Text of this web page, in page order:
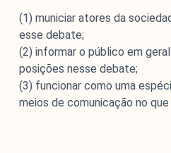
O Monitor do Novo Debate
agregador de informações
maneiras de pensar a
(1) municiar atores da
esse debate;
(2) informar o público em
posições nesse debate;
(3) funcionar como uma
meios de comunicação no